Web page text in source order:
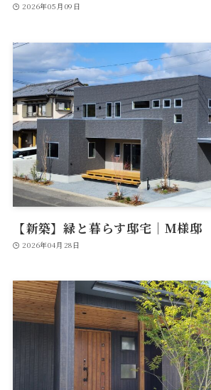
2026年05月09日
【新築】緑と暮らす邸宅｜M様邸
2026年04月28日